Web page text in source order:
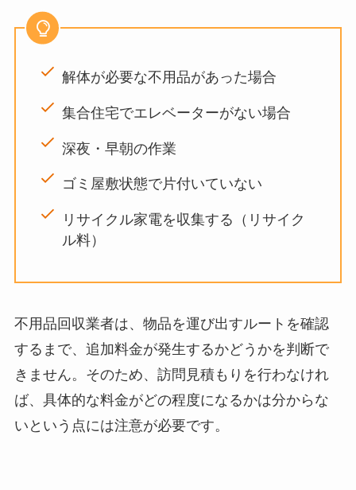
解体が必要な不用品があった場合
集合住宅でエレベーターがない場合
深夜・早朝の作業
ゴミ屋敷状態で片付いていない
リサイクル家電を収集する（リサイク
ル料）
不用品回収業者は、物品を運び出すルートを確認
するまで、追加料金が発生するかどうかを判断で
きません。そのため、訪問見積もりを行わなけれ
ば、具体的な料金がどの程度になるかは分からな
いという点には注意が必要です。